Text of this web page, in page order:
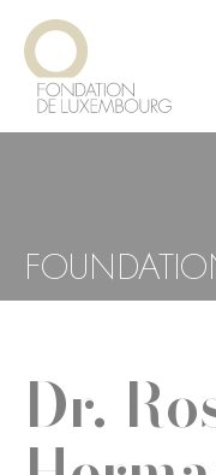
Aller
contenu
principal
Dr.
Panneau de gestion